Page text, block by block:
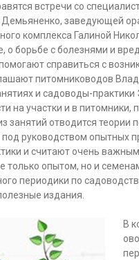
встречи со
заведующей
комплекса Галиной
о борьбе с болезнями и
справиться с
питомниководов
и садоводы-
на участки и в питомники,
занятий отводится теории
под руководством
и считают очень
только опытом, но и
периодики по
издания.
В